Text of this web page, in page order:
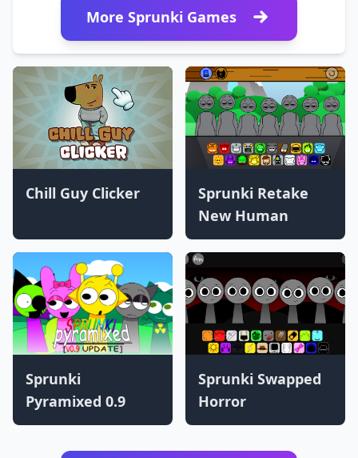
Chill Guy Clicker
Sprunki Retake
New Human
Sprunki
Pyramixed 0.9
Sprunki Swapped
Horror